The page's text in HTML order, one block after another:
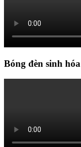
Bóng đèn sinh hóa